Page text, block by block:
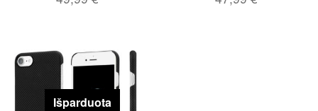
Išparduota